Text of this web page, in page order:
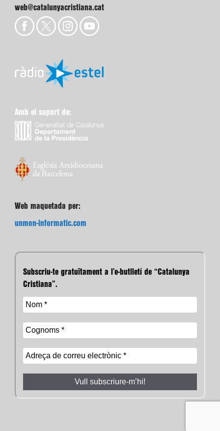
web@catalunyacristiana.cat
Amb el suport de:
Web maquetada per:
unmon-informatic.com
Subscriu-te gratuïtament a l’e-butlletí de “Catalunya
Cristiana”.